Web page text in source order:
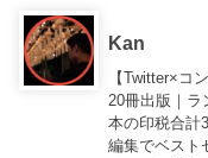
Kan
【Twitter×コ
20冊出版｜ラ
本の印税合計
編集でベスト